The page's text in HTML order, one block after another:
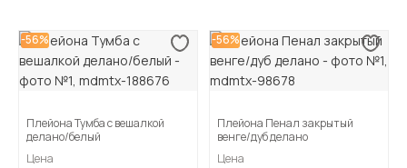
-56%
Плейона Тумба с вешалкой
делано/белый
Цена
-56%
Плейона Пенал закрытый
венге/дуб делано
Цена